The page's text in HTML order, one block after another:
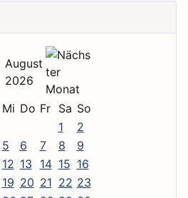
August
2026
Mi Do Fr Sa So
1
2
5 6 7 8
9
12 13 14 15 16
19 20 21 22 23